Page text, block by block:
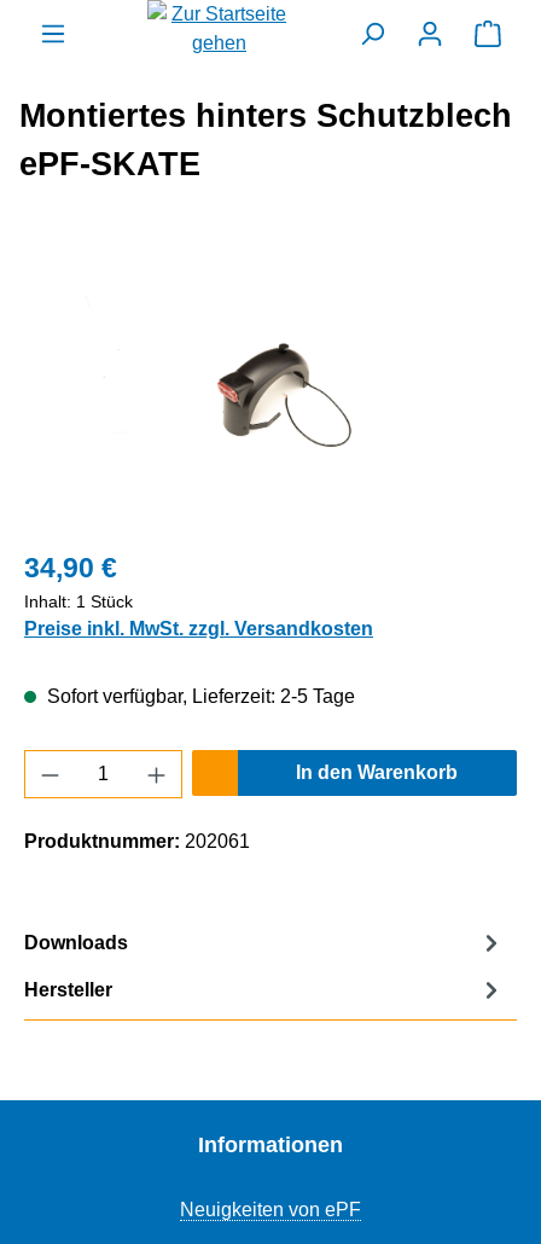
springen
Montiertes hinters Schutzblech
ePF-SKATE
34,90 €
Inhalt: 1 Stück
Preise inkl. MwSt. zzgl. Versandkosten
Sofort verfügbar, Lieferzeit: 2-5 Tage
Produkt Anzahl: Gib den gewünschten
In den Warenkorb
Produktnummer: 202061
Downloads
Hersteller
Informationen
Neuigkeiten von ePF